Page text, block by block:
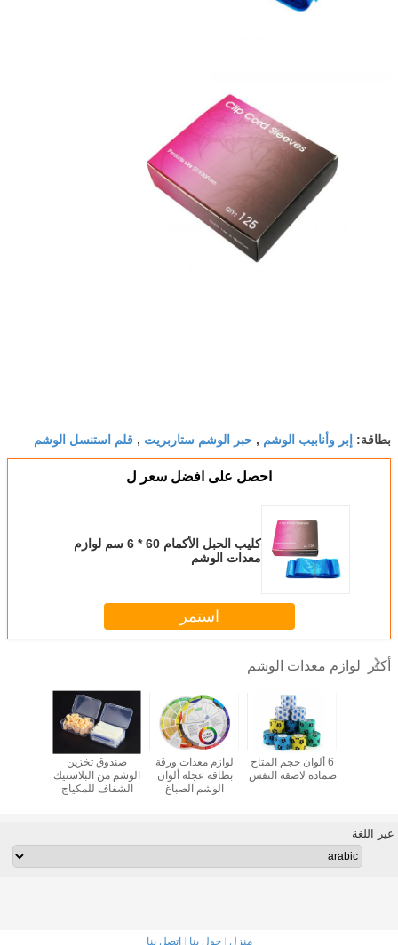
بطاقة: إبر وأنابيب الوشم , حبر الوشم ستاربريت , قلم استنسل الوشم
احصل على افضل سعر ل
كليب الحبل الأكمام 60 * 6 سم لوازم
معدات الوشم
استمر
أكثر لوازم معدات الوشم
صندوق تخزين
الوشم من البلاستيك
الشفاف للمكياج
لوازم معدات ورقة
بطاقة عجلة ألوان
الوشم الصباغ
6 ألوان حجم المتاح
ضمادة لاصقة النفس
غير اللغة
منزل |حول بنا اتصل بنا